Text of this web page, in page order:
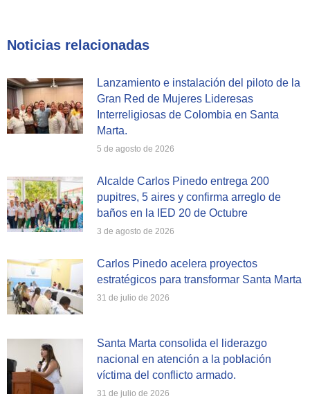
Noticias relacionadas
Lanzamiento e instalación del piloto de la
Gran Red de Mujeres Lideresas
Interreligiosas de Colombia en Santa
Marta.
5 de agosto de 2026
Alcalde Carlos Pinedo entrega 200
pupitres, 5 aires y confirma arreglo de
baños en la IED 20 de Octubre
3 de agosto de 2026
Carlos Pinedo acelera proyectos
estratégicos para transformar Santa Marta
31 de julio de 2026
Santa Marta consolida el liderazgo
nacional en atención a la población
víctima del conflicto armado.
31 de julio de 2026